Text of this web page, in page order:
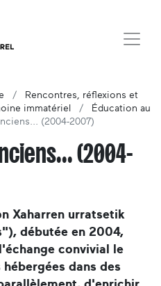
Rencontres, réflexions et
immatériel
Éducation au
(2004-2007)
(2004-
Xaharren urratsetik
débutée en 2004,
convivial le
dans des